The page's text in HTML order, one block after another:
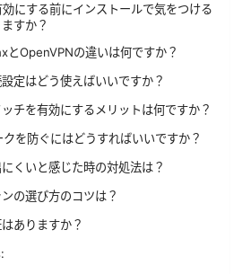
にする前にインストールで気をつける
すか？
とOpenVPNの違いは何ですか？
定はどう使えばいいですか？
チを有効にするメリットは何ですか？
クを防ぐにはどうすればいいですか？
くいと感じた時の対処法は？
の選び方のコツは？
ありますか？